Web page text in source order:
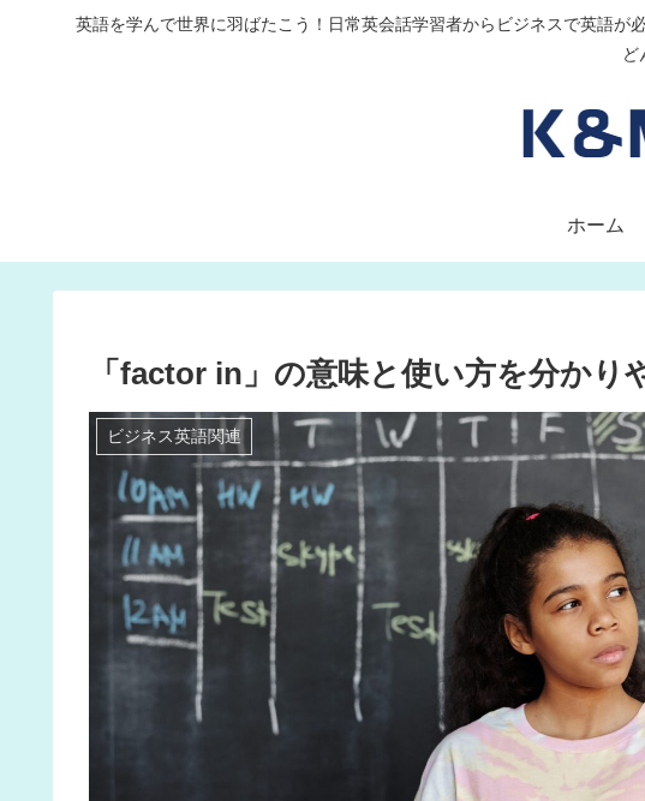
英語を学んで世界に羽ばたこう！日常英会話学習者からビジネスで英語
ど
ホーム
「factor in」の意味と使い方を分かり
ビジネス英語関連